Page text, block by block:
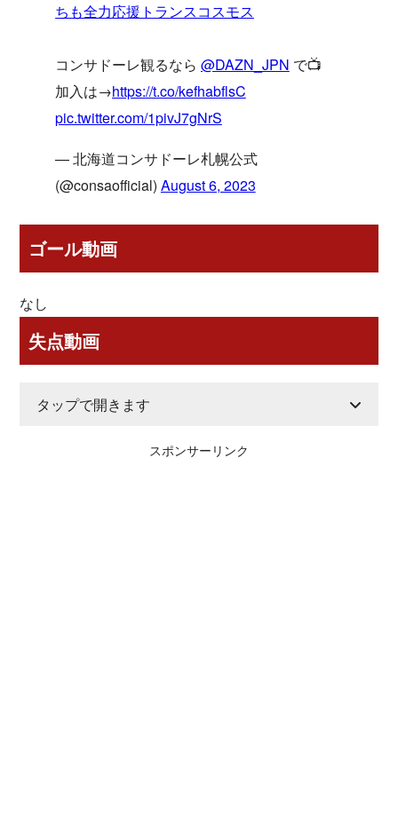
ちも全力応援トランスコスモス
コンサドーレ観るなら @DAZN_JPN で📺
加入は→https://t.co/kefhabflsC
pic.twitter.com/1pivJ7gNrS
— 北海道コンサドーレ札幌公式
(@consaofficial) August 6, 2023
ゴール動画
なし
失点動画
タップで開きます
スポンサーリンク